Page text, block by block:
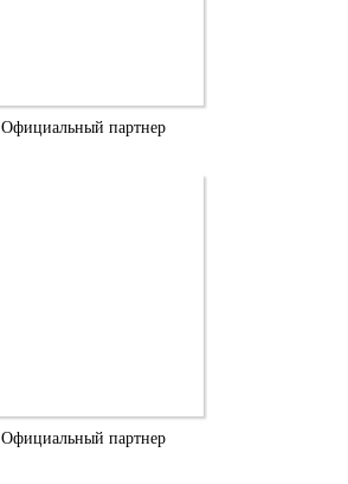
Официальный партнер
Официальный партнер